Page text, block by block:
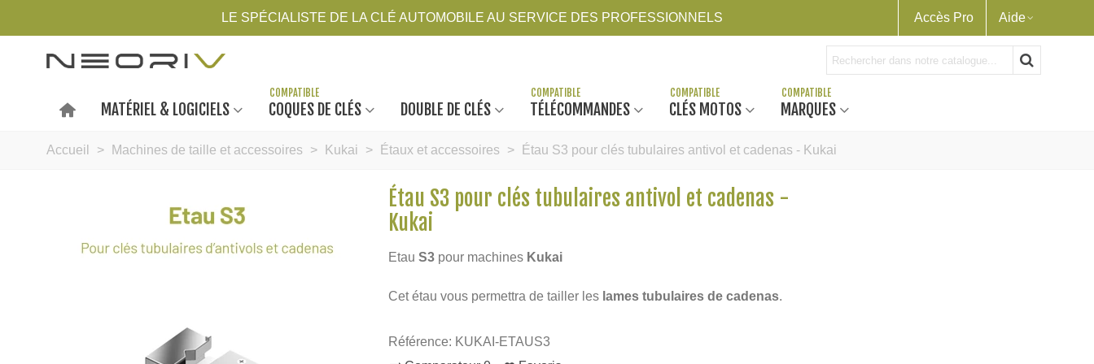
LE SPÉCIALISTE DE LA CLÉ AUTOMOBILE AU SERVICE DES PROFESSIONNELS Accès Pro Aide
MATÉRIEL & LOGICIELS COQUES DE CLÉS DOUBLE DE CLÉS TÉLÉCOMMANDES CLÉS MOTOS MARQUES
Accueil > Machines de taille et accessoires > Kukai > Étaux et accessoires > Étau S3 pour clés tubulaires antivol et cadenas - Kukai
Étau S3 pour clés tubulaires antivol et cadenas -
Kukai
Etau S3 pour machines Kukai
Cet étau vous permettra de tailler les lames tubulaires de cadenas.
Référence: KUKAI-ETAUS3